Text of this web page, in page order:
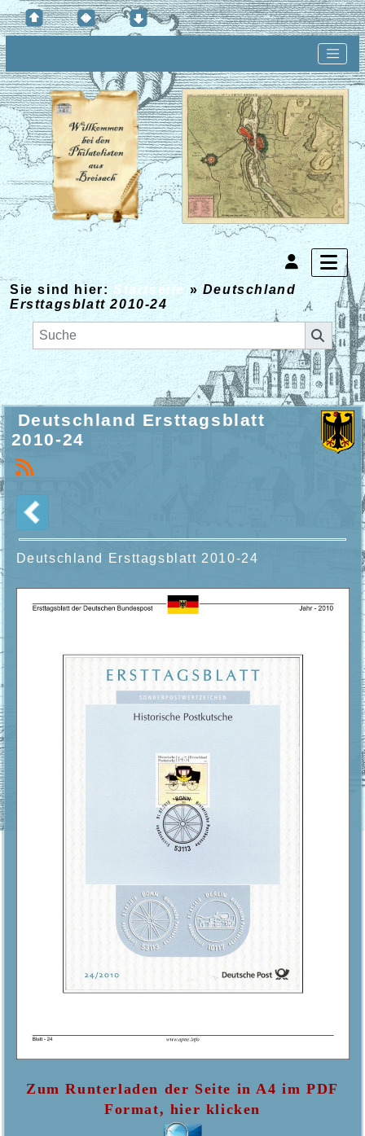
Sie sind hier: Startseite » Deutschland
Ersttagsblatt 2010-24
Deutschland Ersttagsblatt
2010-24
Deutschland Ersttagsblatt 2010-24
Zum Runterladen der Seite in A4 im PDF
Format, hier klicken